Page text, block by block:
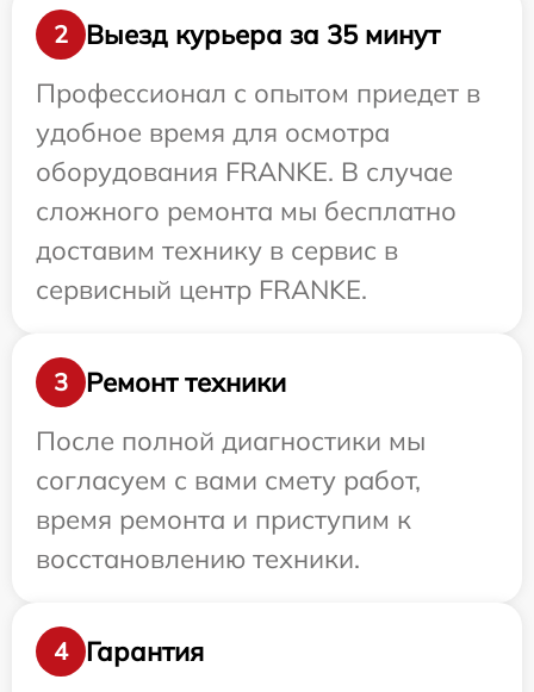
2
Выезд курьера за 35 минут
Профессионал с опытом приедет в
удобное время для осмотра
оборудования FRANKE. В случае
сложного ремонта мы бесплатно
доставим технику в сервис в
сервисный центр FRANKE.
3
Ремонт техники
После полной диагностики мы
согласуем с вами смету работ,
время ремонта и приступим к
восстановлению техники.
4
Гарантия